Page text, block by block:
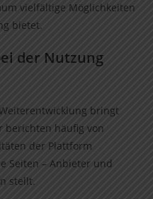
vielfältige Möglichkeiten
bietet.
der Nutzung
bringt
berichten häufig von
der Plattform
Seiten – Anbieter und
stellt.